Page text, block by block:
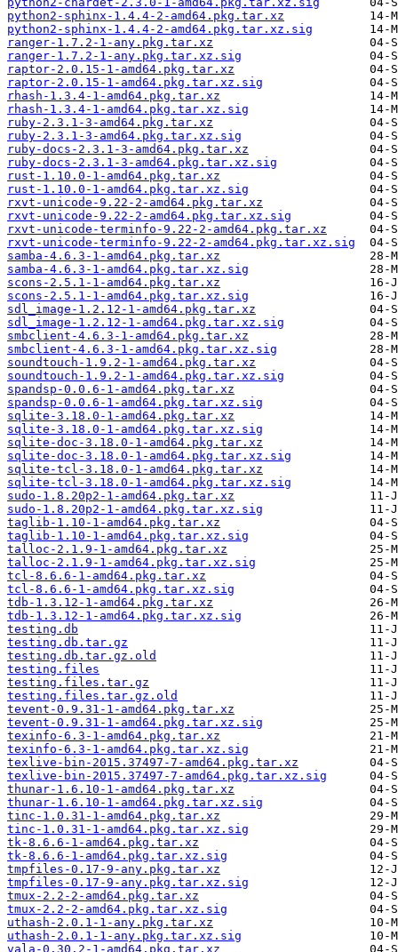
python2-sphinx-1.4.4-2-amd64.pkg.tar.xz
python2-sphinx-1.4.4-2-amd64.pkg.tar.xz.sig
ranger-1.7.2-1-any.pkg.tar.xz
ranger-1.7.2-1-any.pkg.tar.xz.sig
raptor-2.0.15-1-amd64.pkg.tar.xz
raptor-2.0.15-1-amd64.pkg.tar.xz.sig
rhash-1.3.4-1-amd64.pkg.tar.xz
rhash-1.3.4-1-amd64.pkg.tar.xz.sig
ruby-2.3.1-3-amd64.pkg.tar.xz
ruby-2.3.1-3-amd64.pkg.tar.xz.sig
ruby-docs-2.3.1-3-amd64.pkg.tar.xz
ruby-docs-2.3.1-3-amd64.pkg.tar.xz.sig
rust-1.10.0-1-amd64.pkg.tar.xz
rust-1.10.0-1-amd64.pkg.tar.xz.sig
rxvt-unicode-9.22-2-amd64.pkg.tar.xz
rxvt-unicode-9.22-2-amd64.pkg.tar.xz.sig
rxvt-unicode-terminfo-9.22-2-amd64.pkg.tar.xz
rxvt-unicode-terminfo-9.22-2-amd64.pkg.tar.xz.sig
samba-4.6.3-1-amd64.pkg.tar.xz
samba-4.6.3-1-amd64.pkg.tar.xz.sig
scons-2.5.1-1-amd64.pkg.tar.xz
scons-2.5.1-1-amd64.pkg.tar.xz.sig
sdl_image-1.2.12-1-amd64.pkg.tar.xz
sdl_image-1.2.12-1-amd64.pkg.tar.xz.sig
smbclient-4.6.3-1-amd64.pkg.tar.xz
smbclient-4.6.3-1-amd64.pkg.tar.xz.sig
soundtouch-1.9.2-1-amd64.pkg.tar.xz
soundtouch-1.9.2-1-amd64.pkg.tar.xz.sig
spandsp-0.0.6-1-amd64.pkg.tar.xz
spandsp-0.0.6-1-amd64.pkg.tar.xz.sig
sqlite-3.18.0-1-amd64.pkg.tar.xz
sqlite-3.18.0-1-amd64.pkg.tar.xz.sig
sqlite-doc-3.18.0-1-amd64.pkg.tar.xz
sqlite-doc-3.18.0-1-amd64.pkg.tar.xz.sig
sqlite-tcl-3.18.0-1-amd64.pkg.tar.xz
sqlite-tcl-3.18.0-1-amd64.pkg.tar.xz.sig
sudo-1.8.20p2-1-amd64.pkg.tar.xz
sudo-1.8.20p2-1-amd64.pkg.tar.xz.sig
taglib-1.10-1-amd64.pkg.tar.xz
taglib-1.10-1-amd64.pkg.tar.xz.sig
talloc-2.1.9-1-amd64.pkg.tar.xz
talloc-2.1.9-1-amd64.pkg.tar.xz.sig
tcl-8.6.6-1-amd64.pkg.tar.xz
tcl-8.6.6-1-amd64.pkg.tar.xz.sig
tdb-1.3.12-1-amd64.pkg.tar.xz
tdb-1.3.12-1-amd64.pkg.tar.xz.sig
testing.db
testing.db.tar.gz
testing.db.tar.gz.old
testing.files
testing.files.tar.gz
testing.files.tar.gz.old
tevent-0.9.31-1-amd64.pkg.tar.xz
tevent-0.9.31-1-amd64.pkg.tar.xz.sig
texinfo-6.3-1-amd64.pkg.tar.xz
texinfo-6.3-1-amd64.pkg.tar.xz.sig
texlive-bin-2015.37497-7-amd64.pkg.tar.xz
texlive-bin-2015.37497-7-amd64.pkg.tar.xz.sig
thunar-1.6.10-1-amd64.pkg.tar.xz
thunar-1.6.10-1-amd64.pkg.tar.xz.sig
tinc-1.0.31-1-amd64.pkg.tar.xz
tinc-1.0.31-1-amd64.pkg.tar.xz.sig
tk-8.6.6-1-amd64.pkg.tar.xz
tk-8.6.6-1-amd64.pkg.tar.xz.sig
tmpfiles-0.17-9-any.pkg.tar.xz
tmpfiles-0.17-9-any.pkg.tar.xz.sig
tmux-2.2-2-amd64.pkg.tar.xz
tmux-2.2-2-amd64.pkg.tar.xz.sig
uthash-2.0.1-1-any.pkg.tar.xz
uthash-2.0.1-1-any.pkg.tar.xz.sig
vala-0.30.2-1-amd64.pkg.tar.xz